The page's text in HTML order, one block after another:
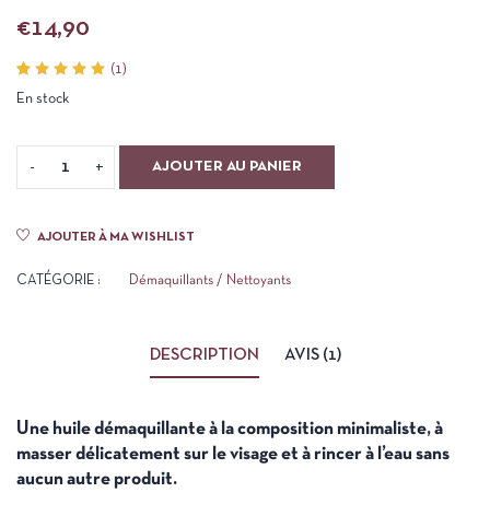
€14,90
5.00
sur
notation
(1)
En stock
AJOUTER AU PANIER
AJOUTER À MA WISHLIST
CATÉGORIE : Démaquillants / Nettoyants
DESCRIPTION AVIS (1)
Une huile démaquillante à la composition minimaliste, à
masser délicatement sur le visage et à rincer à l’eau sans
aucun autre produit.